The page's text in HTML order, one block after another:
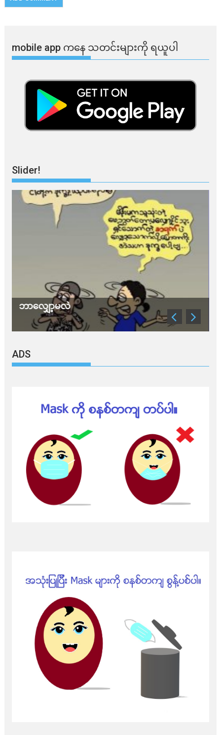
mobile app ​​ကနေ ​​သတင်းများကို ရယူပါ
Slider!
လက်မည်းကြီး
ADS